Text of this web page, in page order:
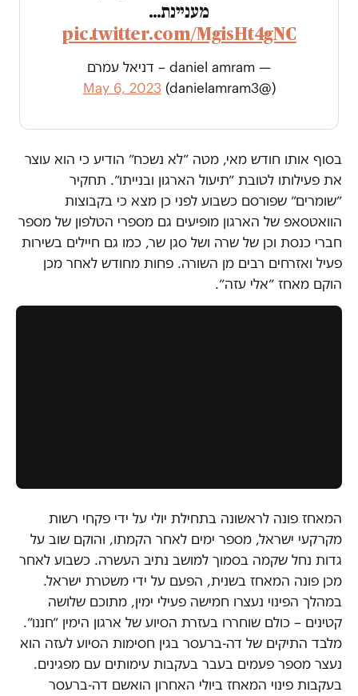
מעניינת…
pic.twitter.com/MgisHt4gNC
— daniel amram – דניאל עמרם
(@danielamram3)
May 6, 2023
בסוף אותו חודש מאי, מטה ״לא נשכח״ הודיע כי הוא עוצר
את פעילותו לטובת ״תיעול הארגון ובנייתו״. תחקיר
״שומרים״ שפורסם כשבוע לפני כן מצא כי בקבוצות
הוואטסאפ של הארגון מופיעים גם מספרי הטלפון של מספר
חברי כנסת וכן של שרה ושל סגן שר, כמו גם חיילים בשירות
פעיל ואזרחים רבים מן השורה. פחות מחודש לאחר מכן
הוקם מאחז ״אלי עזה״.
המאחז פונה לראשונה בתחילת יולי על ידי פקחי רשות
מקרקעי ישראל, מספר ימים לאחר הקמתו, והוקם שוב על
גדות נחל שקמה בסמוך למושב נתיב העשרה. כשבוע לאחר
מכן פונה המאחז בשנית, הפעם על ידי משטרת ישראל.
במהלך הפינוי נעצרו חמישה פעילי ימין, מתוכם שלושה
קטינים – כולם שוחררו בעזרת הסיוע של ארגון הימין ״חננו״.
מלבד התיקים של דה-ברעסר בגין חסימות הסיוע לעזה הוא
נעצר מספר פעמים בעבר בעקבות עימותים עם מפגינים.
בעקבות פינוי המאחז ביולי האחרון הואשם דה-ברעסר